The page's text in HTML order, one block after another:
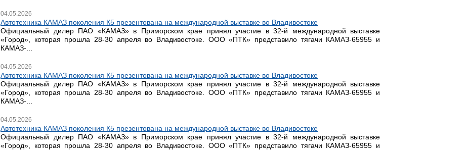
04.05.2026
Автотехника КАМАЗ поколения К5 презентована на международной выставке во Владивостоке
Официальный дилер ПАО «КАМАЗ» в Приморском крае принял участие в 32-й международной выставке
«Город», которая прошла 28-30 апреля во Владивостоке. ООО «ПТК» представило тягачи КАМАЗ-65955 и
КАМАЗ-...
04.05.2026
Автотехника КАМАЗ поколения К5 презентована на международной выставке во Владивостоке
Официальный дилер ПАО «КАМАЗ» в Приморском крае принял участие в 32-й международной выставке
«Город», которая прошла 28-30 апреля во Владивостоке. ООО «ПТК» представило тягачи КАМАЗ-65955 и
КАМАЗ-...
04.05.2026
Автотехника КАМАЗ поколения К5 презентована на международной выставке во Владивостоке
Официальный дилер ПАО «КАМАЗ» в Приморском крае принял участие в 32-й международной выставке
«Город», которая прошла 28-30 апреля во Владивостоке. ООО «ПТК» представило тягачи КАМАЗ-65955 и